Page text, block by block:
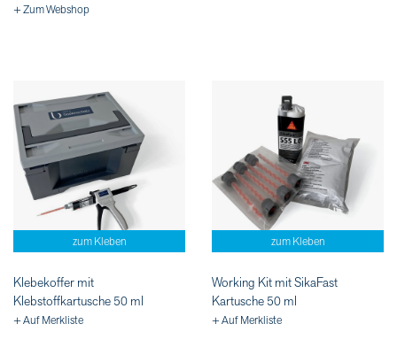
+ Zum Webshop
zum Kleben
Klebekoffer mit
Klebstoffkartusche 50 ml
+ Auf Merkliste
zum Kleben
Working Kit mit SikaFast
Kartusche 50 ml
+ Auf Merkliste